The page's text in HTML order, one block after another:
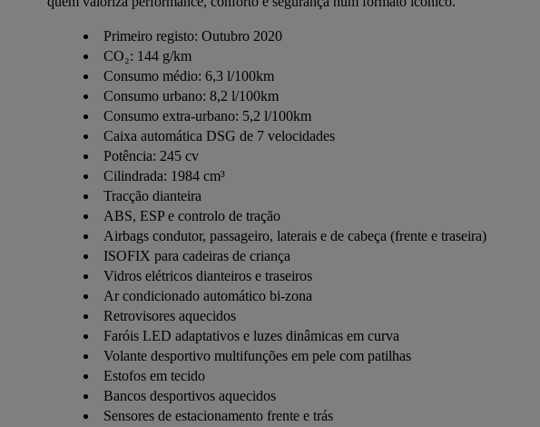
Primeiro registo: Outubro 2020
CO₂: 144 g/km
Consumo médio: 6,3 l/100km
Consumo urbano: 8,2 l/100km
Consumo extra-urbano: 5,2 l/100km
Caixa automática DSG de 7 velocidades
Potência: 245 cv
Cilindrada: 1984 cm³
Tracção dianteira
ABS, ESP e controlo de tração
Airbags condutor, passageiro, laterais e de cabeça (frente e traseira)
ISOFIX para cadeiras de criança
Vidros elétricos dianteiros e traseiros
Ar condicionado automático bi-zona
Retrovisores aquecidos
Faróis LED adaptativos e luzes dinâmicas em curva
Volante desportivo multifunções em pele com patilhas
Estofos em tecido
Bancos desportivos aquecidos
Sensores de estacionamento frente e trás